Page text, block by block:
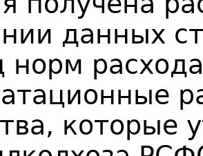
данных
норм
которые